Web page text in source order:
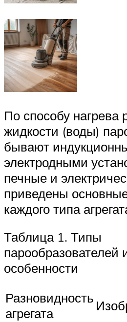
По способу нагрева
жидкости (воды)
бывают
электродными
печные и
приведены
каждого типа
Таблица 1. Типы
парообразователей
особенности
Разновидность
агрегата